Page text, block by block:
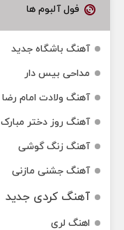
فول آلبوم ها
آهنگ باشگاه جدید
مداحی بیس دار
آهنگ ولادت امام رضا
آهنگ روز دختر مبارک
آهنگ زنگ گوشی
آهنگ جشنی مازنی
آهنگ کردی جدید
اهنگ لری